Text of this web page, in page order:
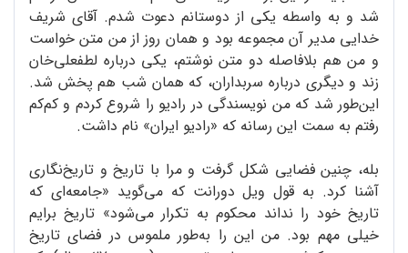
شد و به واسطه یکی از دوستانم دعوت شدم. آقای شریف
خدایی مدیر آن مجموعه بود و همان روز از من متن خواست
و من هم بلافاصله دو متن نوشتم، یکی درباره لطفعلی‌خان
زند و دیگری درباره سربداران، که همان شب هم پخش شد.
این‌طور شد که من نویسندگی در رادیو را شروع کردم و کم‌کم
رفتم به سمت این رسانه که «رادیو ایران» نام داشت.
بله، چنین فضایی شکل گرفت و مرا با تاریخ و تاریخ‌نگاری
آشنا کرد. به قول ویل دورانت که می‌گوید «جامعه‌ای که
تاریخ خود را نداند محکوم به تکرار می‌شود» تاریخ برایم
خیلی مهم بود. من این را به‌طور ملموس در فضای تاریخ